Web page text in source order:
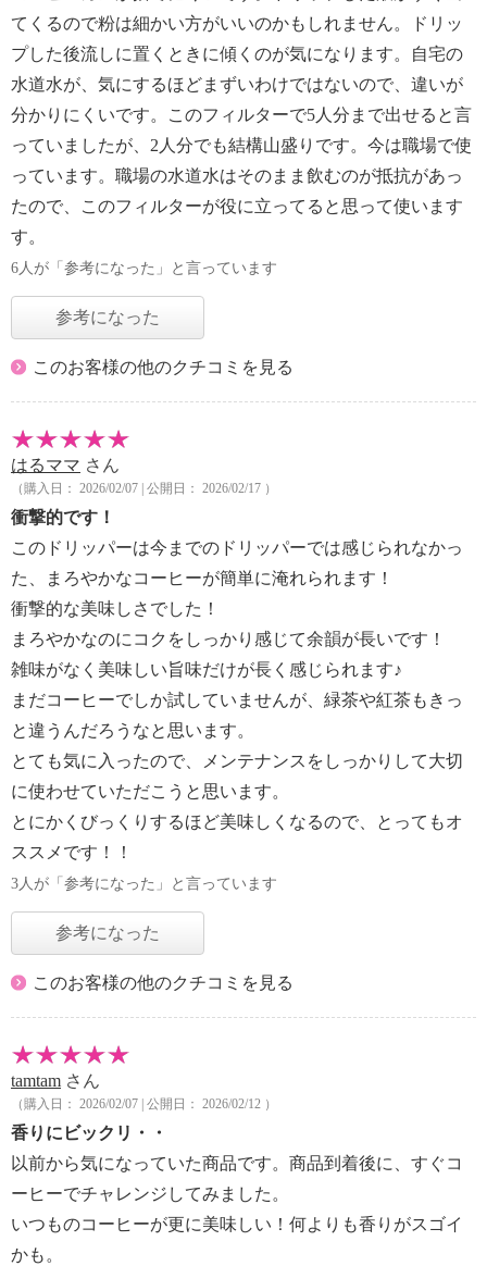
てくるので粉は細かい方がいいのかもしれません。ドリッ
プした後流しに置くときに傾くのが気になります。自宅の
水道水が、気にするほどまずいわけではないので、違いが
分かりにくいです。このフィルターで5人分まで出せると言
っていましたが、2人分でも結構山盛りです。今は職場で使
っています。職場の水道水はそのまま飲むのが抵抗があっ
たので、このフィルターが役に立ってると思って使います
す。
6人が「参考になった」と言っています
参考になった
このお客様の他のクチコミを見る
はるママ さん
（購入日： 2026/02/07 | 公開日： 2026/02/17 ）
衝撃的です！
このドリッパーは今までのドリッパーでは感じられなかっ
た、まろやかなコーヒーが簡単に淹れられます！
衝撃的な美味しさでした！
まろやかなのにコクをしっかり感じて余韻が長いです！
雑味がなく美味しい旨味だけが長く感じられます♪
まだコーヒーでしか試していませんが、緑茶や紅茶もきっ
と違うんだろうなと思います。
とても気に入ったので、メンテナンスをしっかりして大切
に使わせていただこうと思います。
とにかくびっくりするほど美味しくなるので、とってもオ
ススメです！！
3人が「参考になった」と言っています
参考になった
このお客様の他のクチコミを見る
tamtam さん
（購入日： 2026/02/07 | 公開日： 2026/02/12 ）
香りにビックリ・・
以前から気になっていた商品です。商品到着後に、すぐコ
ーヒーでチャレンジしてみました。
いつものコーヒーが更に美味しい！何よりも香りがスゴイ
かも。